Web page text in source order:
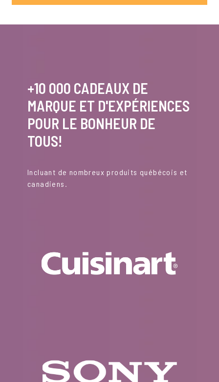
+10 000 CADEAUX DE
MARQUE ET D'EXPÉRIENCES
POUR LE BONHEUR DE
TOUS!
Incluant de nombreux produits québécois et
canadiens.